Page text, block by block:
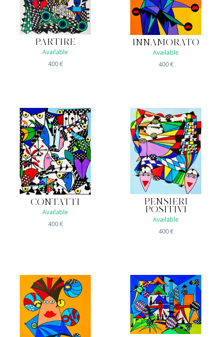
PARTIRE
Available
400€
INNAMORATO
Available
400€
CONTATTI
Available
400€
PENSIERI
POSITIVI
Available
400€